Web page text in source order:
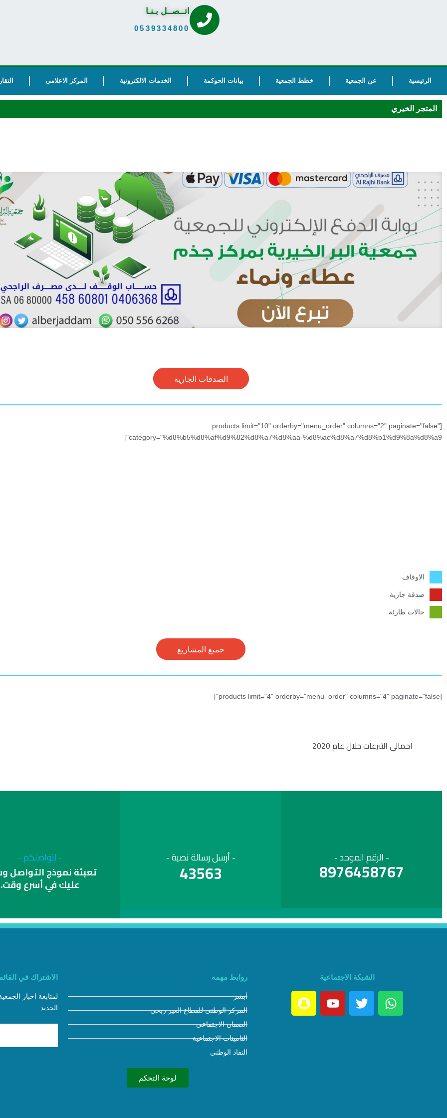
اتــصــل بـنـا
0539334800
الرئيسية عن الجمعية خطط الجمعية بيانات الحوكمة الخدمات الالكترونية المركز الاعلامي
المتجر الخيري
الصدقات الجارية
[products limit="10" orderby="menu_order" columns="2" paginate="false"
category="%d8%b5%d8%af%d9%82%d8%a7%d8%aa-%d8%ac%d8%a7%d8%b1%d9%8a%d8%a9"]
الاوقاف
صدقة جارية
حالات طارئة
جميع المشاريع
[products limit="4" orderby="menu_order" columns="4" paginate="false"]
اجمالي التبرعات خلال عام 2020
- الرقم الموحد -
8976458767
- أرسل رسالة نصية -
43563
- لتواصلكم -
تعبئة نموذج التواصل
عليك في أسرع وقت.
الشبكة الاجتماعية روابط مهمه
أبشر
المركز الوطني للقطاع الغير ربحي
الضمان الاجتماعي
التامينات الاجتماعية
النفاذ الوطني
لوحة التحكم
الاشتراك في
لمتابعة اخبار
الجديد